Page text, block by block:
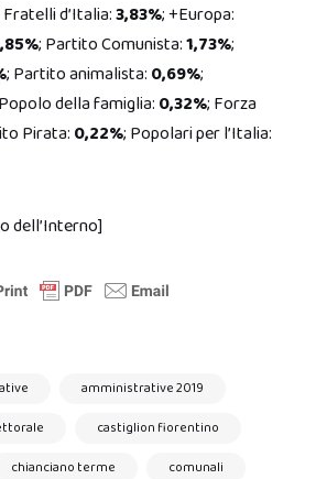
Fratelli d’Italia:3,83%; +Europa:
; Partito Comunista:1,73%;
; Partito animalista: 0,69%;
della famiglia: 0,32%; Forza
Pirata: 0,22%; Popolari per l’Italia:
dell’Interno]
amministrative 2019
castiglion fiorentino
chianciano terme
comunali